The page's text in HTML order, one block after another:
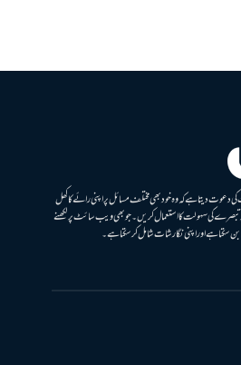
دعوت دیتا ہے کہ وہ خود بھی مختلف مسائل پر اپنی رائے کا کھل
تبصرے کی سہولت کا استعمال کریں۔ جو بھی ویب سائٹ پر لکھنے
بن سکتا ہے اور اپنی نگارشات شامل کرسکتا ہے۔